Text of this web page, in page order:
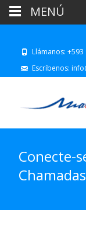
Llámanos:
Escríbenos:
Conecte-
MENÚ